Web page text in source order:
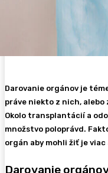
Darovanie orgánov je
práve niekto z nich,
Okolo transplantácií a
množstvo poloprávd.
orgán aby mohli žiť je viac
Darovanie